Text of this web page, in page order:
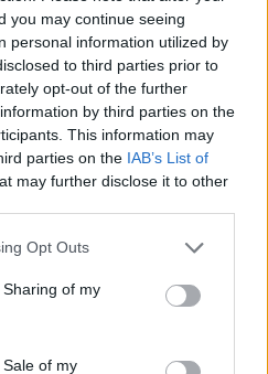
you may continue seeing
personal information utilized by
to third parties prior to
opt-out of the further
by third parties on the
This information may
parties on the IAB’s List of
may further disclose it to other
Opt Outs
of my
of my